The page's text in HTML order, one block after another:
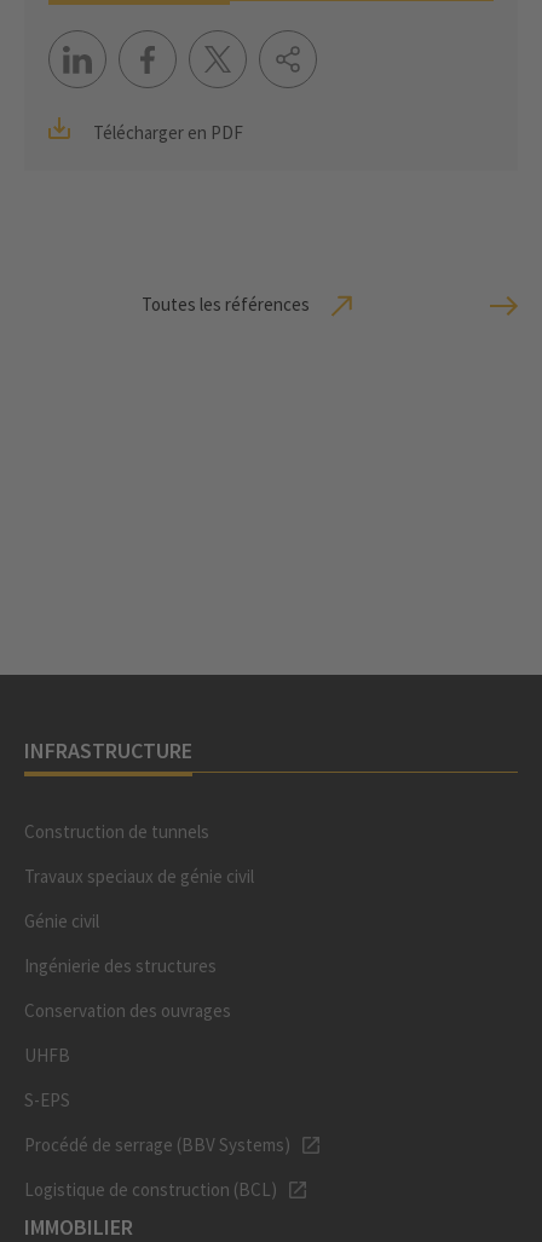
Télécharger en PDF
Toutes les références
INFRASTRUCTURE
Construction de tunnels
Travaux speciaux de génie civil
Génie civil
Ingénierie des structures
Conservation des ouvrages
UHFB
S-EPS
Procédé de serrage (BBV Systems)
Logistique de construction (BCL)
IMMOBILIER